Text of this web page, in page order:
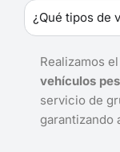
¿Qué tipos de
Realizamos el
vehículos
servicio de
garantizando